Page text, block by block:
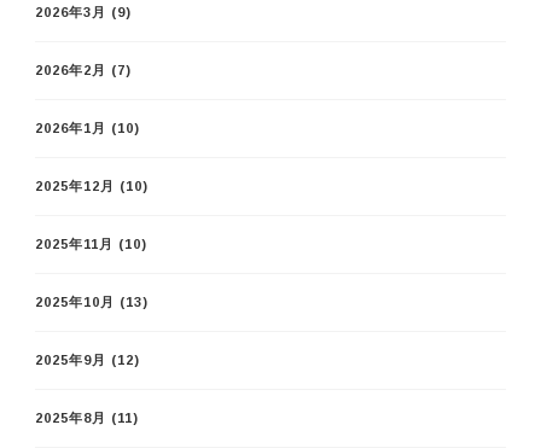
2026年3月 (9)
2026年2月 (7)
2026年1月 (10)
2025年12月 (10)
2025年11月 (10)
2025年10月 (13)
2025年9月 (12)
2025年8月 (11)